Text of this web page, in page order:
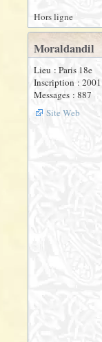
Hors ligne
Moraldandil
Lieu : Paris 18e
Inscription : 2001
Messages : 887
Site Web